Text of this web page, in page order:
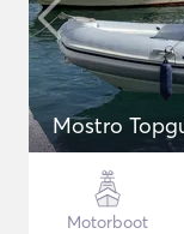
Mostro
Motorboot